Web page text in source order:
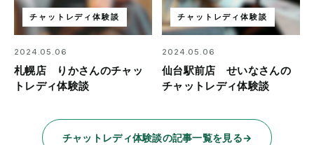
チャットレディ体験談
2024.05.06
札幌店 りかさんのチャッ
トレディ体験談
チャットレディ体験談
2024.05.06
仙台駅前店 せいなさんの
チャットレディ体験談
チャットレディ体験談の記事一覧を見る→